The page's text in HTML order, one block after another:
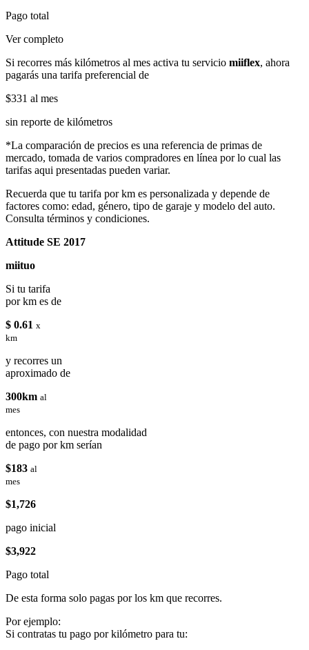
Pago total
Ver completo
Si recorres más kilómetros al mes activa tu servicio miiflex, ahora
pagarás una tarifa preferencial de
$331 al mes
sin reporte de kilómetros
*La comparación de precios es una referencia de primas de
mercado, tomada de varios compradores en línea por lo cual las
tarifas aqui presentadas pueden variar.
Recuerda que tu tarifa por km es personalizada y depende de
factores como: edad, género, tipo de garaje y modelo del auto.
Consulta términos y condiciones.
Attitude SE 2017
miituo
Si tu tarifa
por km es de
$ 0.61 x
km
y recorres un
aproximado de
300km al
mes
entonces, con nuestra modalidad
de pago por km serían
$183 al
mes
$1,726
pago inicial
$3,922
Pago total
De esta forma solo pagas por los km que recorres.
Por ejemplo:
Si contratas tu pago por kilómetro para tu: